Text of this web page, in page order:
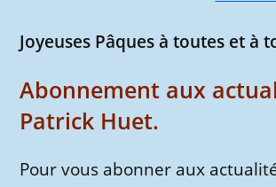
Joyeuses Pâques à toutes et à
Abonnement aux
Patrick Huet.
Pour vous abonner aux